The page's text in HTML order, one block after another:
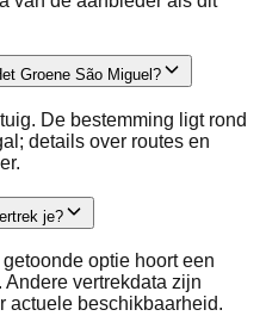
Groene São Miguel?
De bestemming ligt rond
details over routes en
je?
optie hoort een
vertrekdata zijn
actuele beschikbaarheid.